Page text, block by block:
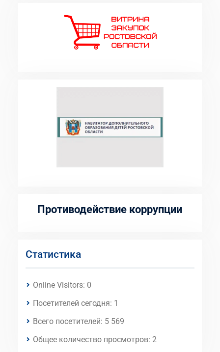
Противодействие коррупции
Статистика
Online Visitors: 0
Посетителей сегодня: 1
Всего посетителей: 5 569
Общее количество просмотров: 2